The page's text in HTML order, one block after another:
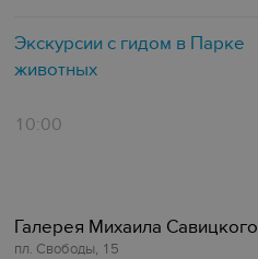
Экскурсии с гидом в Парке
животных
10:00
Галерея Михаила Савицкого
пл. Свободы, 15